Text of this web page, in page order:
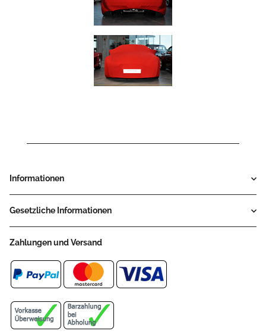
Informationen
Gesetzliche Informationen
Zahlungen und Versand